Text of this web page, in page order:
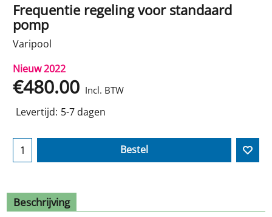
Frequentie regeling voor standaard
pomp
Varipool
Nieuw 2022
€480.00 Incl. BTW
Levertijd: 5-7 dagen
Bestel
Beschrijving